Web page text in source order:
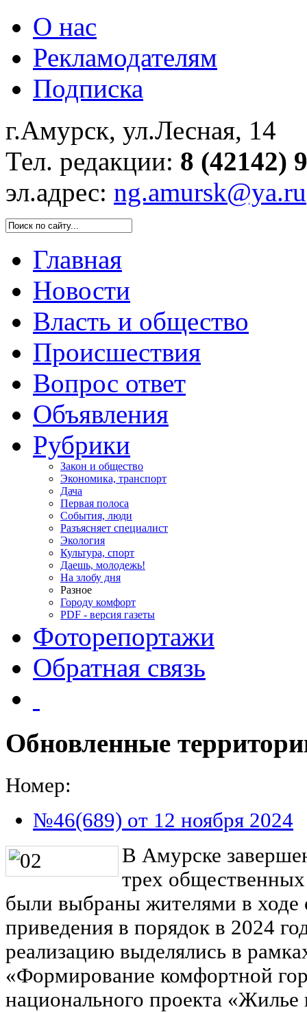
О нас
Рекламодателям
Подписка
г.Амурск, ул.Лесная, 14
Тел. редакции: 8 (42142)
эл.адрес: ng.amursk@ya.ru
Главная
Новости
Власть и общество
Происшествия
Вопрос ответ
Объявления
Рубрики
Закон и общество
Экономика, транспорт
Дача
Первая полоса
События, люди
Разъясняет специалист
Экология
Культура, спорт
Даешь, молодежь!
На злобу дня
Разное
Городу комфорт
PDF - версия газеты
Фоторепортажи
Обратная связь
Обновленные
Номер:
№46(689) от 12 ноября 2024
В Амурске
трех
были выбраны жителями в ходе
приведения в порядок в 2024
реализацию выделялись в
«Формирование комфортной
национального проекта «Жилье